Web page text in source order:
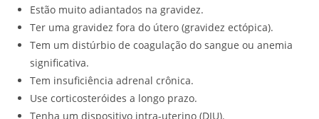
Estão muito adiantados na gravidez.
Ter uma gravidez fora do útero (gravidez ectópica).
Tem um distúrbio de coagulação do sangue ou anemia
significativa.
Tem insuficiência adrenal crônica.
Use corticosteróides a longo prazo.
Tenha um dispositivo intra-uterino (DIU).